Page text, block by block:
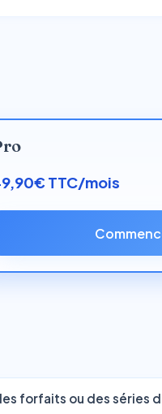
TTC/mois
forfaits ou des séries